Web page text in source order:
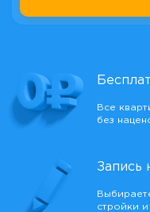
Все
без
Запись
стройки